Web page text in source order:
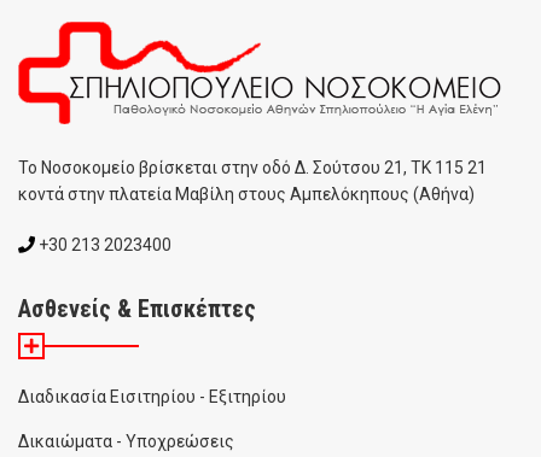
To Noσοκομείο βρίσκεται στην οδό Δ. Σούτσου 21, ΤΚ 115 21
κοντά στην πλατεία Μαβίλη στους Αμπελόκηπους (Αθήνα)
+30 213 2023400
Ασθενείς & Επισκέπτες
Διαδικασία Εισιτηρίου - Εξιτηρίου
Δικαιώματα - Υποχρεώσεις